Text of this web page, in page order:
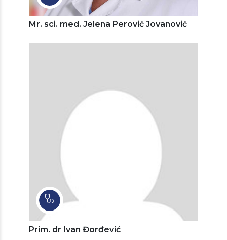
Mr. sci. med. Jelena Perović Jovanović
Prim. dr Ivan Đorđević